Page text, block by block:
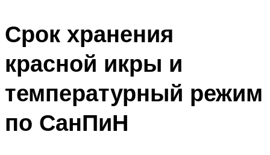
Срок хранения
красной икры и
температурный режим
по СанПиН